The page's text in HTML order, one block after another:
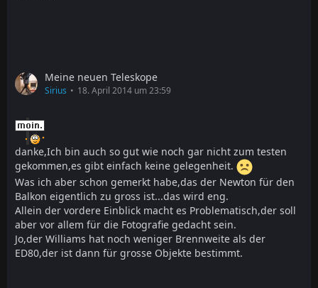
Meine neuen Teleskope
Sirius 18. April 2014 um 23:59
danke,Ich bin auch so gut wie noch gar nicht zum testen
gekommen,es gibt einfach keine gelegenheit.
Was ich aber schon gemerkt habe,das der Newton für den
Balkon eigentlich zu gross ist...das wird eng.
Allein der vordere Einblick macht es Problematisch,der soll
aber vor allem für die Fotografie gedacht sein.
Jo,der Williams hat noch weniger Brennweite als der
ED80,der ist dann für grosse Objekte bestimmt.